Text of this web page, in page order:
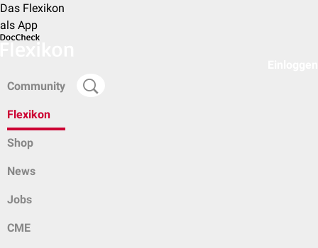
Das Flexikon
als App
Community
Flexikon
Shop
News
Jobs
CME